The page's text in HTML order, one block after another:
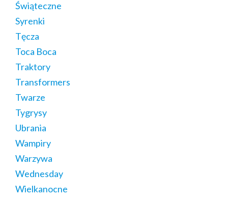
Świąteczne
Syrenki
Tęcza
Toca Boca
Traktory
Transformers
Twarze
Tygrysy
Ubrania
Wampiry
Warzywa
Wednesday
Wielkanocne